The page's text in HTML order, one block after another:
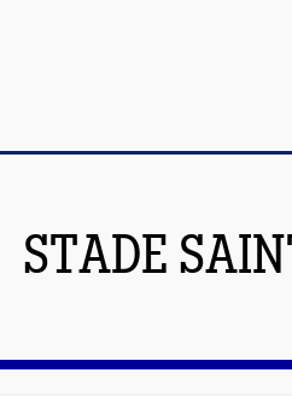
STADE